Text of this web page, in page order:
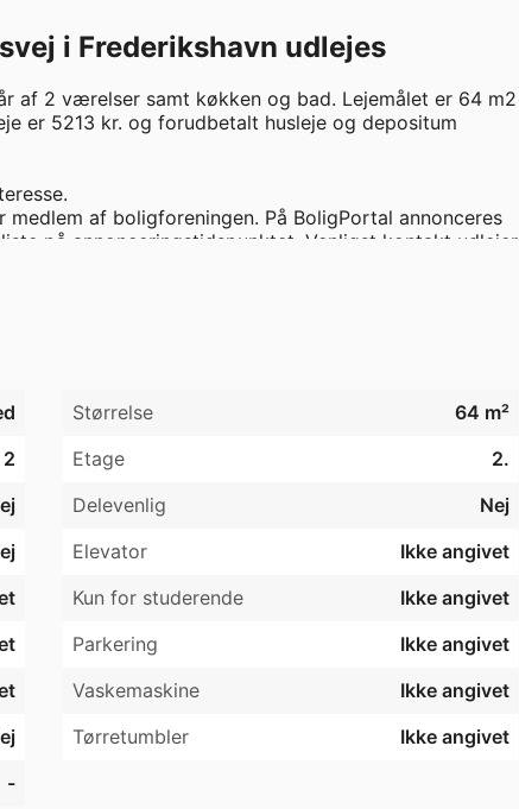
i Frederikshavn udlejes
af 2 værelser samt køkken og bad. Lejemålet er 64 m2
er 5213 kr. og forudbetalt husleje og depositum
af boligforeningen. På BoligPortal annonceres
på annonceringstidspunktet. Venligst kontakt udlejer
Størrelse
64 m²
2 Etage
2.
Delevenlig
Nej
Elevator
Ikke angivet
Kun for studerende
Ikke angivet
Parkering
Ikke angivet
Vaskemaskine
Ikke angivet
Tørretumbler
Ikke angivet
-